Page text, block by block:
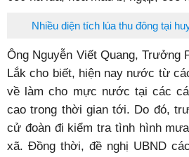
Nhiều diện tích lúa thu đông tại
Ông Nguyễn Viết Quang, Trưởng
Lắk cho biết, hiện nay nước từ
về làm cho mực nước tại các
cao trong thời gian tới. Do đó,
cử đoàn đi kiểm tra tình hình
xã. Đồng thời, đề nghị UBND